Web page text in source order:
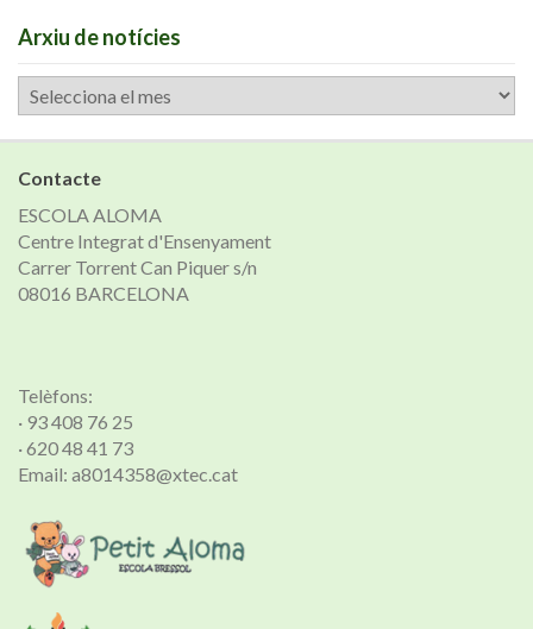
Arxiu de notícies
Arxiu
de
notícies
Contacte
ESCOLA ALOMA
Centre Integrat d'Ensenyament
Carrer Torrent Can Piquer s/n
08016 BARCELONA
Telèfons:
· 93 408 76 25
· 620 48 41 73
Email: a8014358@xtec.cat